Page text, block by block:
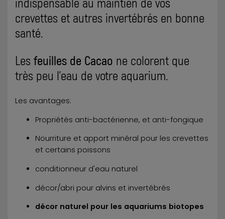
crevettes et autres invertébrés en bonne
santé.
Les feuilles de Cacao ne colorent que
très peu l’eau de votre aquarium.
Les avantages:
Propriétés anti-bactérienne, et anti-fongique
Nourriture et apport minéral pour les crevettes
et certains poissons
conditionneur d'eau naturel
décor/abri pour alvins et invertébrés
décor naturel pour les aquariums biotopes